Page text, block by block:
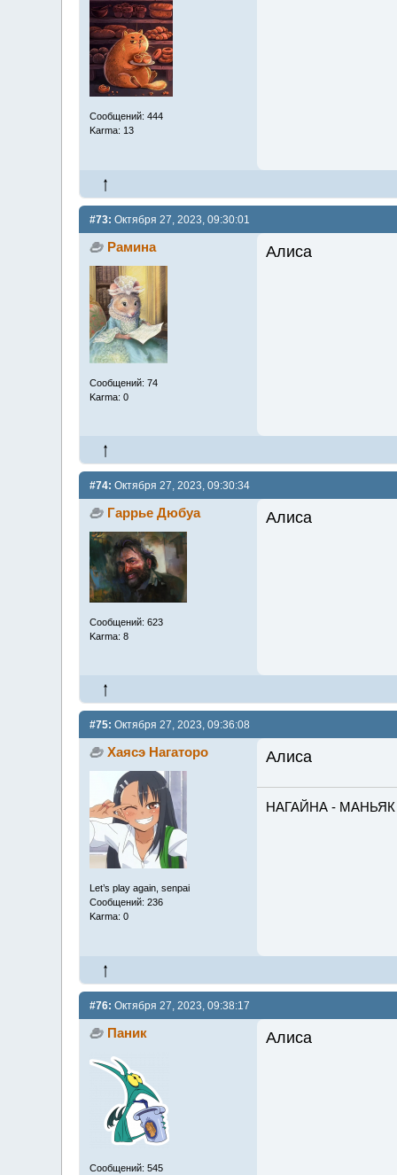
Сообщений: 444
Karma: 13
#73: Октября 27, 2023, 09:30:01
Рамина
Сообщений: 74
Karma: 0
Алиса
#74: Октября 27, 2023, 09:30:34
Гаррье Дюбуа
Сообщений: 623
Karma: 8
Алиса
#75: Октября 27, 2023, 09:36:08
Хаясэ Нагаторо
Let’s play again, senpai
Сообщений: 236
Karma: 0
Алиса
НАГАЙНА - МАНЬЯК
#76: Октября 27, 2023, 09:38:17
Паник
Сообщений: 545
Алиса